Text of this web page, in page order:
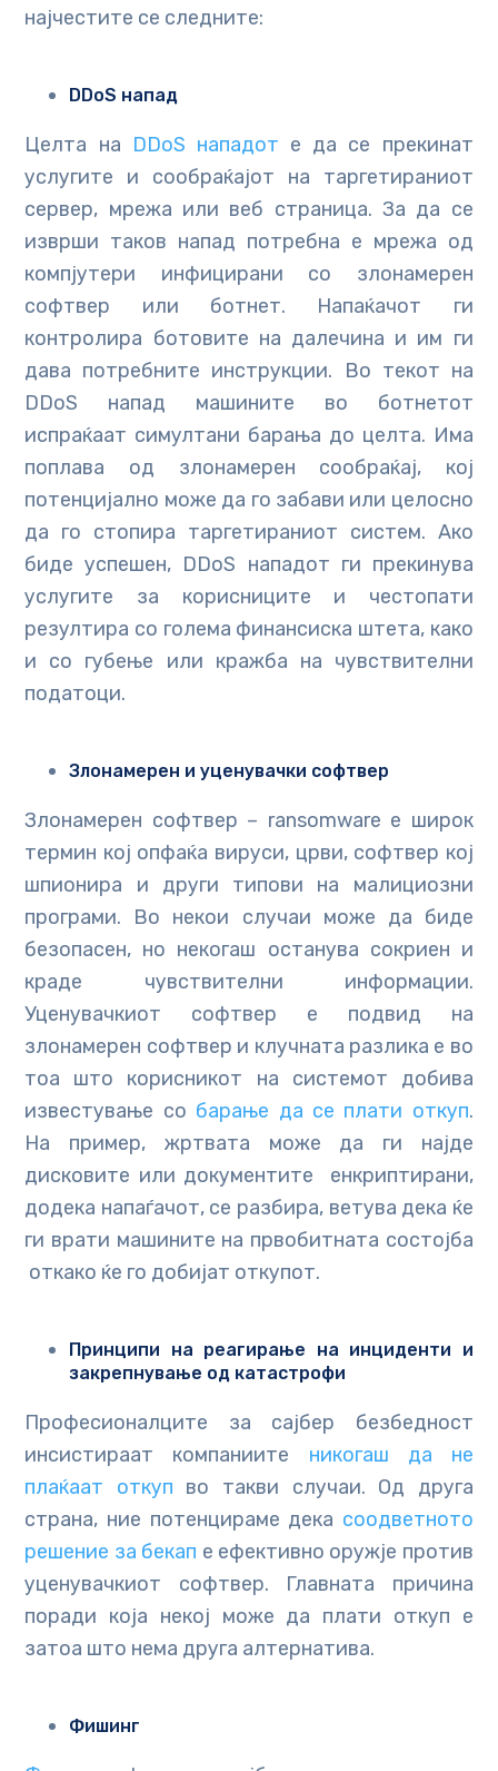
најчестите се следните:
DDoS напад
Целта на DDoS нападот е да се прекинат
услугите и сообраќајот на таргетираниот
сервер, мрежа или веб страница. За да се
изврши таков напад потребна е мрежа од
компјутери инфицирани со злонамерен
софтвер или ботнет. Напаќачот ги
контролира ботовите на далечина и им ги
дава потребните инструкции. Во текот на
DDoS напад машините во ботнетот
испраќаат симултани барања до целта. Има
поплава од злонамерен сообраќај, кој
потенцијално може да го забави или целосно
да го стопира таргетираниот систем. Ако
биде успешен, DDoS нападот ги прекинува
услугите за корисниците и честопати
резултира со голема финансиска штета, како
и со губење или кражба на чувствителни
податоци.
Злонамерен и уценувачки софтвер
Злонамерен софтвер – ransomware е широк
термин кој опфаќа вируси, црви, софтвер кој
шпионира и други типови на малициозни
програми. Во некои случаи може да биде
безопасен, но некогаш останува сокриен и
краде чувствителни информации.
Уценувачкиот софтвер е подвид на
злонамерен софтвер и клучната разлика е во
тоа што корисникот на системот добива
известување со барање да се плати откуп.
На пример, жртвата може да ги најде
дисковите или документите енкриптирани,
додека напаѓачот, се разбира, ветува дека ќе
ги врати машините на првобитната состојба
откако ќе го добијат откупот.
Принципи на реагирање на инциденти и
закрепнување од катастрофи
Професионалците за сајбер безбедност
инсистираат компаниите никогаш да не
плаќаат откуп во такви случаи. Од друга
страна, ние потенцираме дека соодветното
решение за бекап е ефективно оружје против
уценувачкиот софтвер. Главната причина
поради која некој може да плати откуп е
затоа што нема друга алтернатива.
Фишинг